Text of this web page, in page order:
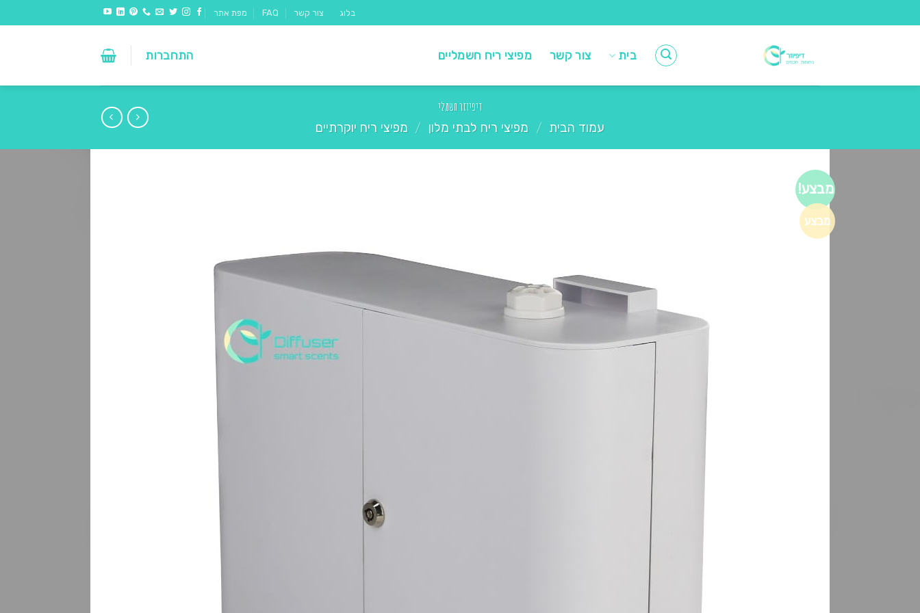
to
בלוג צור קשר FAQ מפת אתר
בית צור קשר מפיצי ריח חשמליים התחברות
דיפיוזר חשמלי
עמוד הבית / מפיצי ריח לבתי מלון / מפיצי ריח יוקרתיים
מבצע!
מבצע